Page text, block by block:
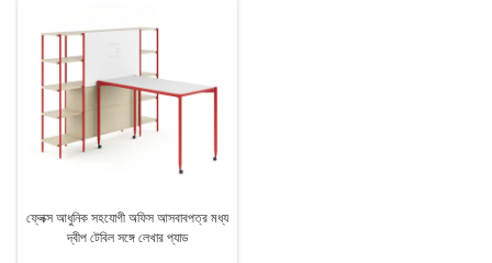
ফ্লেক্স আধুনিক সহযোগী অফিস আসবাবপত্র মধ্য
দ্বীপ টেবিল সঙ্গে লেখার প্যাড